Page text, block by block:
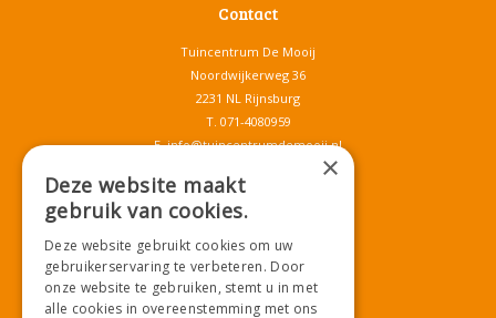
Contact
Tuincentrum De Mooij
Noordwijkerweg 36
2231 NL Rijnsburg
T. 071-4080959
E.info@tuincentrumdemooij.nl
Download onze App!
×
Deze website maakt
gebruik van cookies.
Deze website gebruikt cookies om uw
gebruikerservaring te verbeteren. Door
onze website te gebruiken, stemt u in met
alle cookies in overeenstemming met ons